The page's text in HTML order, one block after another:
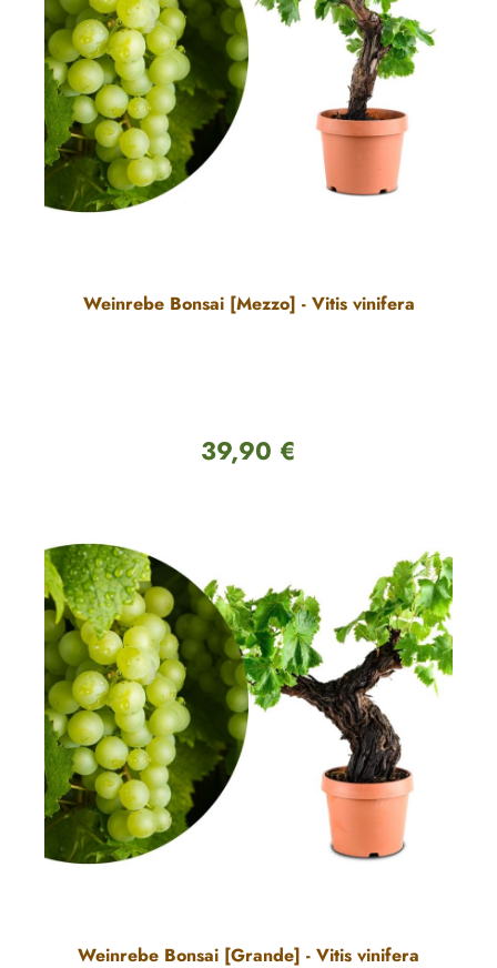
Weinrebe Bonsai [Mezzo] - Vitis vinifera
Regulärer Preis:
39,90 €
Weinrebe Bonsai [Grande] - Vitis vinifera